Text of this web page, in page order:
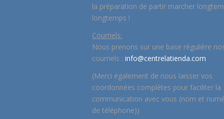
la préparation de partir marcher
longtemps !
Courriels:
Nous prenons sur une base régulière
courriels :info@centrelatienda.com
(Merci également de nous laisser vos
coordonnées complètes pour faciliter la
communication avec vous (nom et
de téléphone))